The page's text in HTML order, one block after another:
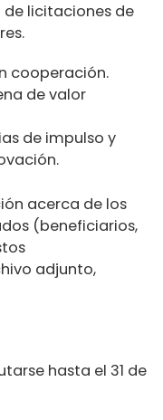
de licitaciones de
cooperación.
de valor
de impulso y
acerca de los
(beneficiarios,
adjunto,
hasta el 31 de